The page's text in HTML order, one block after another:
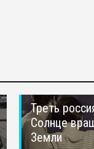
Треть
Солнце
Земли